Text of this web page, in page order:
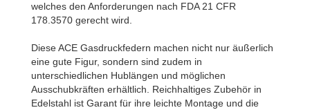
welches den Anforderungen nach FDA 21 CFR
178.3570 gerecht wird.
Diese ACE Gasdruckfedern machen nicht nur äußerlich
eine gute Figur, sondern sind zudem in
unterschiedlichen Hublängen und möglichen
Ausschubkräften erhältlich. Reichhaltiges Zubehör in
Edelstahl ist Garant für ihre leichte Montage und die